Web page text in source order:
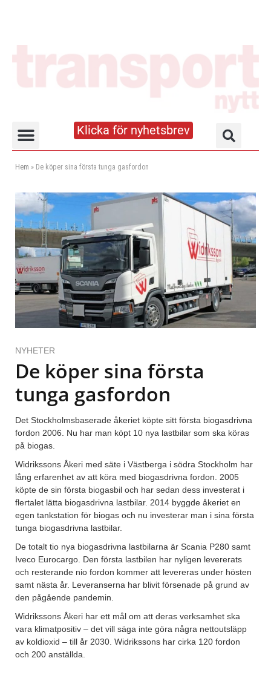
Klicka för nyhetsbrev
Hem » De köper sina första tunga gasfordon
NYHETER
De köper sina första
tunga gasfordon
Det Stockholmsbaserade åkeriet köpte sitt första biogasdrivna
fordon 2006. Nu har man köpt 10 nya lastbilar som ska köras
på biogas.
Widrikssons Åkeri med säte i Västberga i södra Stockholm har
lång erfarenhet av att köra med biogasdrivna fordon. 2005
köpte de sin första biogasbil och har sedan dess investerat i
flertalet lätta biogasdrivna lastbilar. 2014 byggde åkeriet en
egen tankstation för biogas och nu investerar man i sina första
tunga biogasdrivna lastbilar.
De totalt tio nya biogasdrivna lastbilarna är Scania P280 samt
Iveco Eurocargo. Den första lastbilen har nyligen levererats
och resterande nio fordon kommer att levereras under hösten
samt nästa år. Leveranserna har blivit försenade på grund av
den pågående pandemin.
Widrikssons Åkeri har ett mål om att deras verksamhet ska
vara klimatpositiv – det vill säga inte göra några nettoutsläpp
av koldioxid – till år 2030. Widrikssons har cirka 120 fordon
och 200 anställda.